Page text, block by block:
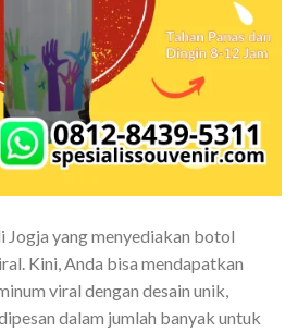
Jogja yang menyediakan botol
Kini, Anda bisa mendapatkan
viral dengan desain unik,
dalam jumlah banyak untuk